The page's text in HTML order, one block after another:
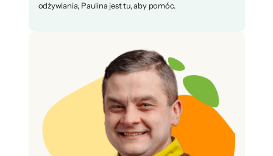
odżywiania, Paulina jest tu, aby pomóc.